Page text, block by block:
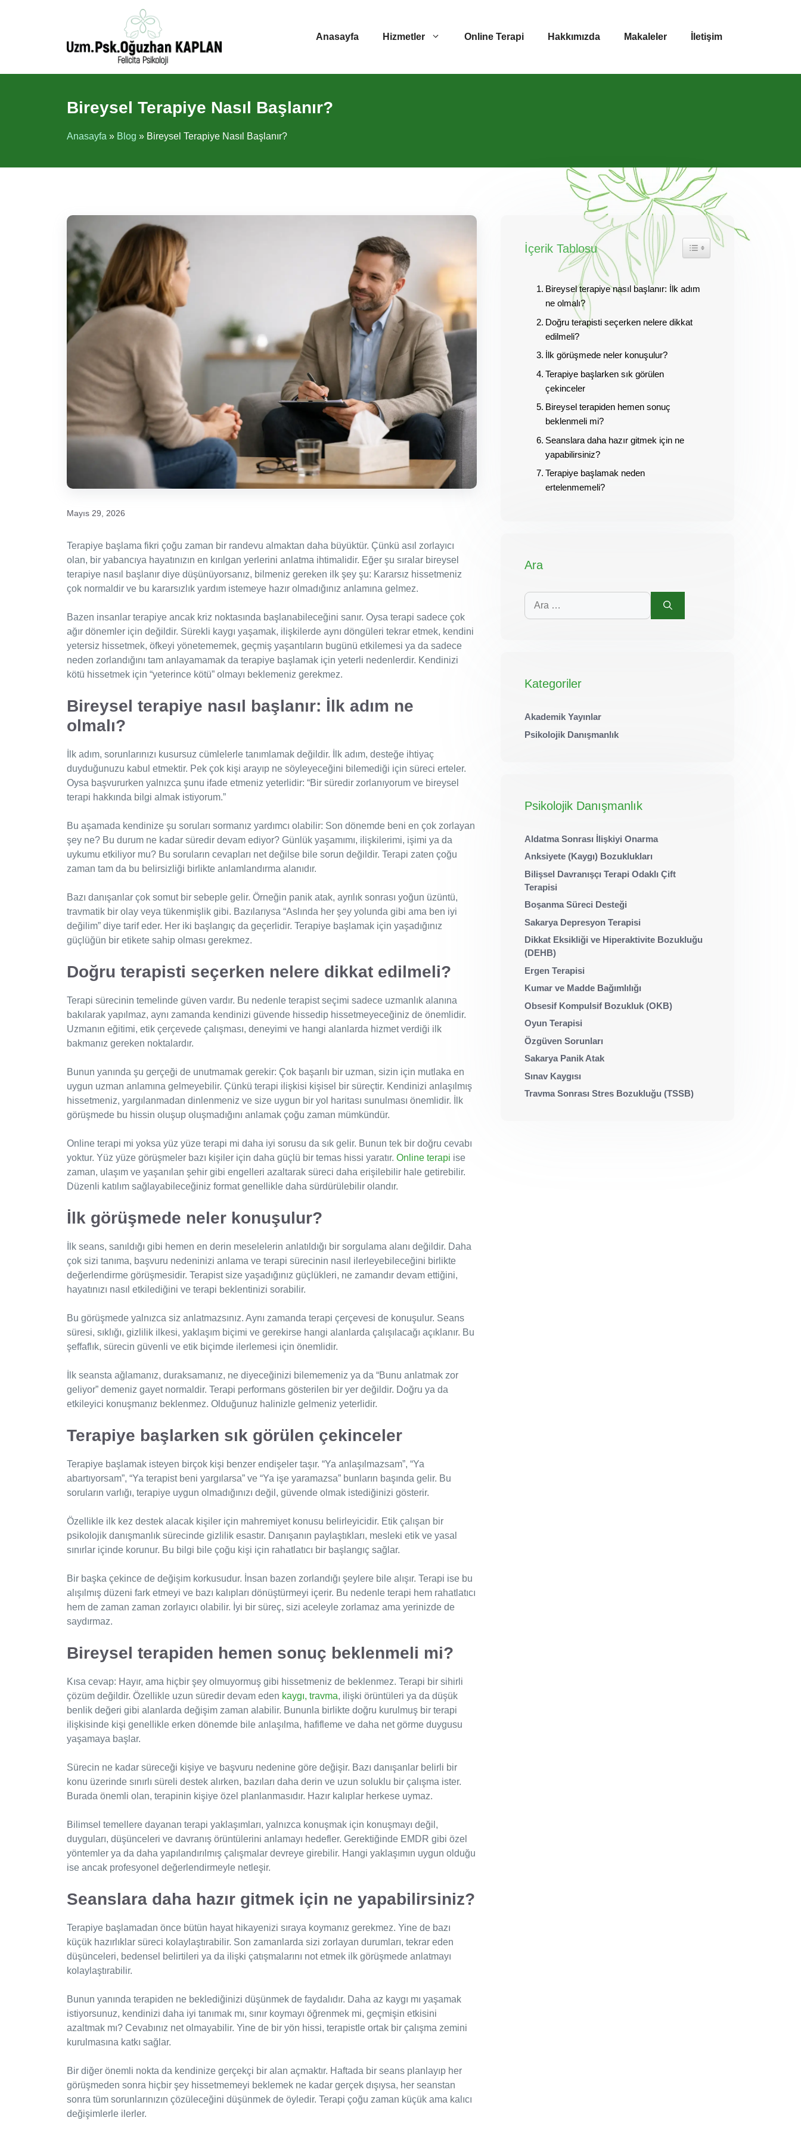
Anasayfa
Hizmetler Online Terapi Hakkımızda Makaleler İletişim
Bireysel Terapiye Nasıl Başlanır?
Anasayfa » Blog » Bireysel Terapiye Nasıl Başlanır?
Mayıs 29, 2026
Terapiye başlama fikri çoğu zaman bir randevu almaktan daha büyüktür. Çünkü asıl zorlayıcı
olan, bir yabancıya hayatınızın en kırılgan yerlerini anlatma ihtimalidir. Eğer şu sıralar bireysel
terapiye nasıl başlanır diye düşünüyorsanız, bilmeniz gereken ilk şey şu: Kararsız hissetmeniz
çok normaldir ve bu kararsızlık yardım istemeye hazır olmadığınız anlamına gelmez.
Bazen insanlar terapiye ancak kriz noktasında başlanabileceğini sanır. Oysa terapi sadece çok
ağır dönemler için değildir. Sürekli kaygı yaşamak, ilişkilerde aynı döngüleri tekrar etmek, kendini
yetersiz hissetmek, öfkeyi yönetememek, geçmiş yaşantıların bugünü etkilemesi ya da sadece
neden zorlandığını tam anlayamamak da terapiye başlamak için yeterli nedenlerdir. Kendinizi
kötü hissetmek için “yeterince kötü” olmayı beklemeniz gerekmez.
Bireysel terapiye nasıl başlanır: İlk adım ne
olmalı?
İlk adım, sorunlarınızı kusursuz cümlelerle tanımlamak değildir. İlk adım, desteğe ihtiyaç
duyduğunuzu kabul etmektir. Pek çok kişi arayıp ne söyleyeceğini bilemediği için süreci erteler.
Oysa başvururken yalnızca şunu ifade etmeniz yeterlidir: “Bir süredir zorlanıyorum ve bireysel
terapi hakkında bilgi almak istiyorum.”
Bu aşamada kendinize şu soruları sormanız yardımcı olabilir: Son dönemde beni en çok zorlayan
şey ne? Bu durum ne kadar süredir devam ediyor? Günlük yaşamımı, ilişkilerimi, işimi ya da
uykumu etkiliyor mu? Bu soruların cevapları net değilse bile sorun değildir. Terapi zaten çoğu
zaman tam da bu belirsizliği birlikte anlamlandırma alanıdır.
Bazı danışanlar çok somut bir sebeple gelir. Örneğin panik atak, ayrılık sonrası yoğun üzüntü,
travmatik bir olay veya tükenmişlik gibi. Bazılarıysa “Aslında her şey yolunda gibi ama ben iyi
değilim” diye tarif eder. Her iki başlangıç da geçerlidir. Terapiye başlamak için yaşadığınız
güçlüğün bir etikete sahip olması gerekmez.
Doğru terapisti seçerken nelere dikkat edilmeli?
Terapi sürecinin temelinde güven vardır. Bu nedenle terapist seçimi sadece uzmanlık alanına
bakılarak yapılmaz, aynı zamanda kendinizi güvende hissedip hissetmeyeceğiniz de önemlidir.
Uzmanın eğitimi, etik çerçevede çalışması, deneyimi ve hangi alanlarda hizmet verdiği ilk
bakmanız gereken noktalardır.
Bunun yanında şu gerçeği de unutmamak gerekir: Çok başarılı bir uzman, sizin için mutlaka en
uygun uzman anlamına gelmeyebilir. Çünkü terapi ilişkisi kişisel bir süreçtir. Kendinizi anlaşılmış
hissetmeniz, yargılanmadan dinlenmeniz ve size uygun bir yol haritası sunulması önemlidir. İlk
görüşmede bu hissin oluşup oluşmadığını anlamak çoğu zaman mümkündür.
Online terapi mi yoksa yüz yüze terapi mi daha iyi sorusu da sık gelir. Bunun tek bir doğru cevabı
yoktur. Yüz yüze görüşmeler bazı kişiler için daha güçlü bir temas hissi yaratır. Online terapi ise
zaman, ulaşım ve yaşanılan şehir gibi engelleri azaltarak süreci daha erişilebilir hale getirebilir.
Düzenli katılım sağlayabileceğiniz format genellikle daha sürdürülebilir olandır.
İlk görüşmede neler konuşulur?
İlk seans, sanıldığı gibi hemen en derin meselelerin anlatıldığı bir sorgulama alanı değildir. Daha
çok sizi tanıma, başvuru nedeninizi anlama ve terapi sürecinin nasıl ilerleyebileceğini birlikte
değerlendirme görüşmesidir. Terapist size yaşadığınız güçlükleri, ne zamandır devam ettiğini,
hayatınızı nasıl etkilediğini ve terapi beklentinizi sorabilir.
Bu görüşmede yalnızca siz anlatmazsınız. Aynı zamanda terapi çerçevesi de konuşulur. Seans
süresi, sıklığı, gizlilik ilkesi, yaklaşım biçimi ve gerekirse hangi alanlarda çalışılacağı açıklanır. Bu
şeffaflık, sürecin güvenli ve etik biçimde ilerlemesi için önemlidir.
İlk seansta ağlamanız, duraksamanız, ne diyeceğinizi bilememeniz ya da “Bunu anlatmak zor
geliyor” demeniz gayet normaldir. Terapi performans gösterilen bir yer değildir. Doğru ya da
etkileyici konuşmanız beklenmez. Olduğunuz halinizle gelmeniz yeterlidir.
Terapiye başlarken sık görülen çekinceler
Terapiye başlamak isteyen birçok kişi benzer endişeler taşır. “Ya anlaşılmazsam”, “Ya
abartıyorsam”, “Ya terapist beni yargılarsa” ve “Ya işe yaramazsa” bunların başında gelir. Bu
soruların varlığı, terapiye uygun olmadığınızı değil, güvende olmak istediğinizi gösterir.
Özellikle ilk kez destek alacak kişiler için mahremiyet konusu belirleyicidir. Etik çalışan bir
psikolojik danışmanlık sürecinde gizlilik esastır. Danışanın paylaştıkları, mesleki etik ve yasal
sınırlar içinde korunur. Bu bilgi bile çoğu kişi için rahatlatıcı bir başlangıç sağlar.
Bir başka çekince de değişim korkusudur. İnsan bazen zorlandığı şeylere bile alışır. Terapi ise bu
alışılmış düzeni fark etmeyi ve bazı kalıpları dönüştürmeyi içerir. Bu nedenle terapi hem rahatlatıcı
hem de zaman zaman zorlayıcı olabilir. İyi bir süreç, sizi aceleyle zorlamaz ama yerinizde de
saydırmaz.
Bireysel terapiden hemen sonuç beklenmeli mi?
Kısa cevap: Hayır, ama hiçbir şey olmuyormuş gibi hissetmeniz de beklenmez. Terapi bir sihirli
çözüm değildir. Özellikle uzun süredir devam eden kaygı, travma, ilişki örüntüleri ya da düşük
benlik değeri gibi alanlarda değişim zaman alabilir. Bununla birlikte doğru kurulmuş bir terapi
ilişkisinde kişi genellikle erken dönemde bile anlaşılma, hafifleme ve daha net görme duygusu
yaşamaya başlar.
Sürecin ne kadar süreceği kişiye ve başvuru nedenine göre değişir. Bazı danışanlar belirli bir
konu üzerinde sınırlı süreli destek alırken, bazıları daha derin ve uzun soluklu bir çalışma ister.
Burada önemli olan, terapinin kişiye özel planlanmasıdır. Hazır kalıplar herkese uymaz.
Bilimsel temellere dayanan terapi yaklaşımları, yalnızca konuşmak için konuşmayı değil,
duyguları, düşünceleri ve davranış örüntülerini anlamayı hedefler. Gerektiğinde EMDR gibi özel
yöntemler ya da daha yapılandırılmış çalışmalar devreye girebilir. Hangi yaklaşımın uygun olduğu
ise ancak profesyonel değerlendirmeyle netleşir.
Seanslara daha hazır gitmek için ne yapabilirsiniz?
Terapiye başlamadan önce bütün hayat hikayenizi sıraya koymanız gerekmez. Yine de bazı
küçük hazırlıklar süreci kolaylaştırabilir. Son zamanlarda sizi zorlayan durumları, tekrar eden
düşünceleri, bedensel belirtileri ya da ilişki çatışmalarını not etmek ilk görüşmede anlatmayı
kolaylaştırabilir.
Bunun yanında terapiden ne beklediğinizi düşünmek de faydalıdır. Daha az kaygı mı yaşamak
istiyorsunuz, kendinizi daha iyi tanımak mı, sınır koymayı öğrenmek mi, geçmişin etkisini
azaltmak mı? Cevabınız net olmayabilir. Yine de bir yön hissi, terapistle ortak bir çalışma zemini
kurulmasına katkı sağlar.
Bir diğer önemli nokta da kendinize gerçekçi bir alan açmaktır. Haftada bir seans planlayıp her
görüşmeden sonra hiçbir şey hissetmemeyi beklemek ne kadar gerçek dışıysa, her seanstan
sonra tüm sorunlarınızın çözüleceğini düşünmek de öyledir. Terapi çoğu zaman küçük ama kalıcı
değişimlerle ilerler.
İçerik Tablosu
Bireysel terapiye nasıl başlanır: İlk adım
ne olmalı?
Doğru terapisti seçerken nelere dikkat
edilmeli?
İlk görüşmede neler konuşulur?
Terapiye başlarken sık görülen
çekinceler
Bireysel terapiden hemen sonuç
beklenmeli mi?
Seanslara daha hazır gitmek için ne
yapabilirsiniz?
Terapiye başlamak neden
ertelenmemeli?
Ara
için
ara
Kategoriler
Akademik Yayınlar
Psikolojik Danışmanlık
Psikolojik Danışmanlık
Aldatma Sonrası İlişkiyi Onarma
Anksiyete (Kaygı) Bozuklukları
Bilişsel Davranışçı Terapi Odaklı Çift
Terapisi
Boşanma Süreci Desteği
Sakarya Depresyon Terapisi
Dikkat Eksikliği ve Hiperaktivite Bozukluğu
(DEHB)
Ergen Terapisi
Kumar ve Madde Bağımlılığı
Obsesif Kompulsif Bozukluk (OKB)
Oyun Terapisi
Özgüven Sorunları
Sakarya Panik Atak
Sınav Kaygısı
Travma Sonrası Stres Bozukluğu (TSSB)